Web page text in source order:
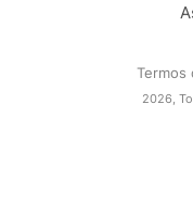
Termos
2026,